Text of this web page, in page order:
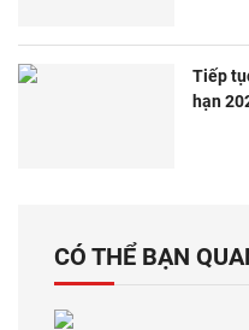
Tiếp
hạn
CÓ THỂ BẠN